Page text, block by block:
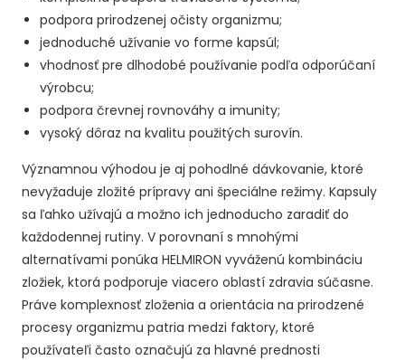
podpora prirodzenej očisty organizmu;
jednoduché užívanie vo forme kapsúl;
vhodnosť pre dlhodobé používanie podľa odporúčaní
výrobcu;
podpora črevnej rovnováhy a imunity;
vysoký dôraz na kvalitu použitých surovín.
Významnou výhodou je aj pohodlné dávkovanie, ktoré
nevyžaduje zložité prípravy ani špeciálne režimy. Kapsuly
sa ľahko užívajú a možno ich jednoducho zaradiť do
každodennej rutiny. V porovnaní s mnohými
alternatívami ponúka HELMIRON vyváženú kombináciu
zložiek, ktorá podporuje viacero oblastí zdravia súčasne.
Práve komplexnosť zloženia a orientácia na prirodzené
procesy organizmu patria medzi faktory, ktoré
používateľi často označujú za hlavné prednosti